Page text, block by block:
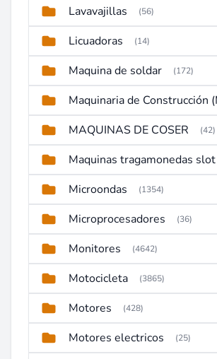
Lavavajillas (56)
Licuadoras (14)
Maquina de soldar (172)
MAQUINAS DE COSER (42)
Maquinas tragamonedas slot
Microondas (1354)
Microprocesadores (36)
Monitores (4642)
Motocicleta (3865)
Motores (428)
Motores electricos (25)